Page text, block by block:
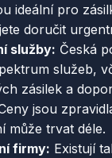
ideální pro
doručit
služby: Česká
služeb,
zásilek a
jsou
může trvat déle.
firmy: Existují